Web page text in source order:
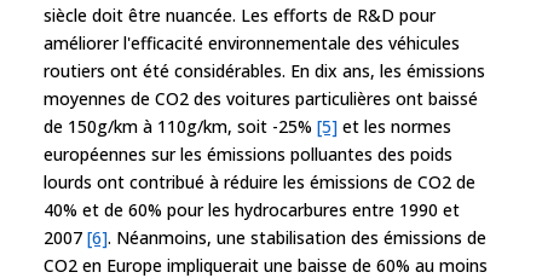
siècle doit être nuancée. Les efforts de R&D pour
améliorer l'efficacité environnementale des véhicules
routiers ont été considérables. En dix ans, les émissions
moyennes de CO2 des voitures particulières ont baissé
de 150g/km à 110g/km, soit -25% [5] et les normes
européennes sur les émissions polluantes des poids
lourds ont contribué à réduire les émissions de CO2 de
40% et de 60% pour les hydrocarbures entre 1990 et
2007 [6]. Néanmoins, une stabilisation des émissions de
CO2 en Europe impliquerait une baisse de 60% au moins